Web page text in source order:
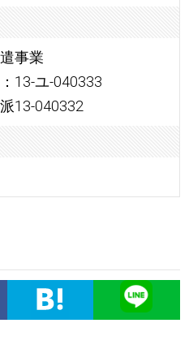
事業
13-ユ-040333
13-040332